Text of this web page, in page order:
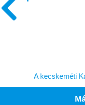
A kecskeméti